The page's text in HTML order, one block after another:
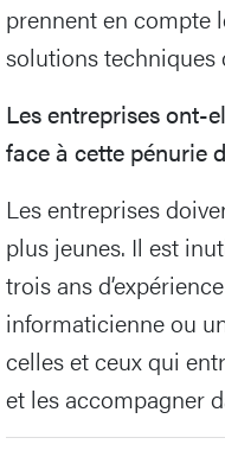
prennent en compte
solutions techniques
Les entreprises ont-
face à cette pénurie
Les entreprises
plus jeunes. Il est
trois ans
informaticienne ou
celles et ceux qui
et les accompagner